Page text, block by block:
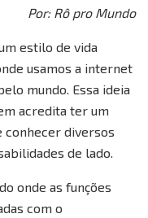
Por: Rô pro Mundo
estilo de vida
usamos a internet
mundo. Essa ideia
acredita ter um
conhecer diversos
de lado.
onde as funções
com o